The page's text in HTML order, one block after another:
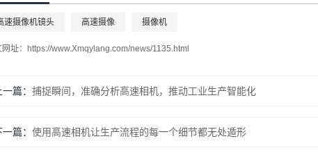
速摄像机镜头 高速摄像 摄像机
址： https://www.Xmqylang.com/news/1135.html
篇： 捕捉瞬间，准确分析高速相机，推动工业生产智能化
篇： 使用高速相机让生产流程的每一个细节都无处遁形